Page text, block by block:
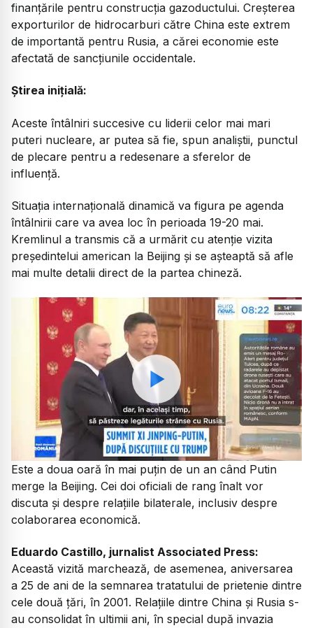
finanțările pentru construcția gazoductului. Creșterea
exporturilor de hidrocarburi către China este extrem
de importantă pentru Rusia, a cărei economie este
afectată de sancțiunile occidentale.
Știrea inițială:
Aceste întâlniri succesive cu liderii celor mai mari
puteri nucleare, ar putea să fie, spun analiștii, punctul
de plecare pentru a redesenare a sferelor de
influență.
Situația internațională dinamică va figura pe agenda
întâlnirii care va avea loc în perioada 19-20 mai.
Kremlinul a transmis că a urmărit cu atenție vizita
președintelui american la Beijing și se așteaptă să afle
mai multe detalii direct de la partea chineză.
Watch
Este a doua oară în mai puțin de un an când Putin
merge la Beijing. Cei doi oficiali de rang înalt vor
discuta și despre relațiile bilaterale, inclusiv despre
colaborarea economică.
Eduardo Castillo, jurnalist Associated Press:
Această vizită marchează, de asemenea, aniversarea
a 25 de ani de la semnarea tratatului de prietenie dintre
cele două țări, în 2001. Relațiile dintre China și Rusia s-
au consolidat în ultimii ani, în special după invazia